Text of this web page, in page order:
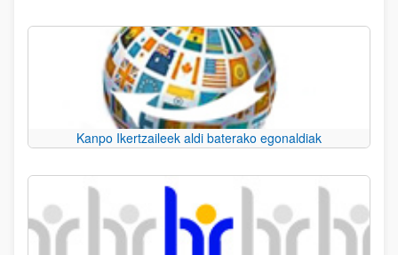
Kanpo Ikertzaileek aldi baterako egonaldiak